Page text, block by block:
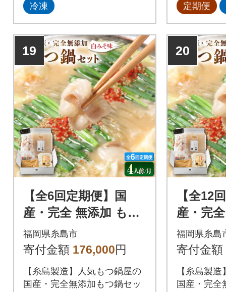
博多の名店の味。
冷凍
で新鮮な状
急速冷凍技
ぷりで甘い
がっており
定期便
19
【全6回定期便】国
産・完全 無添加 もつ
鍋セット ×2 (約4人前)
白みそ味[AFF009]
福岡県糸島市
寄付金額 176,000円
【糸島製造】人気もつ鍋屋の
国産・完全無添加もつ鍋セッ
20
【全12
産・完
鍋セッ
白みそ
福岡県糸島
寄付金額
【糸島製
国産・完全